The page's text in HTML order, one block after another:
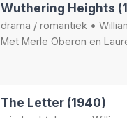
Wuthering Heights
drama / romantiek •
Met Merle Oberon en
The Letter (1940)